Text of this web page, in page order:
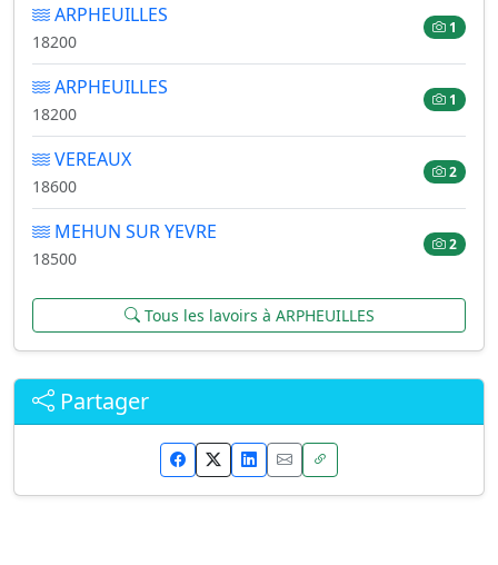
ARPHEUILLES
18200
1
ARPHEUILLES
18200
1
VEREAUX
18600
2
MEHUN SUR YEVRE
18500
2
Tous les lavoirs à ARPHEUILLES
Partager